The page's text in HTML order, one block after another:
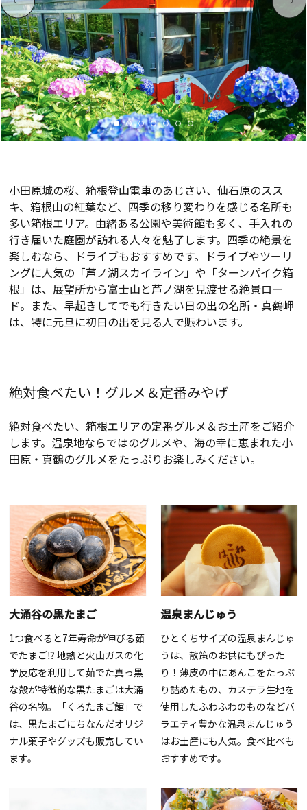
小田原城の桜、箱根登山電車のあじさい、仙石原のスス
キ、箱根山の紅葉など、四季の移り変わりを感じる名所も
多い箱根エリア。由緒ある公園や美術館も多く、手入れの
行き届いた庭園が訪れる人々を魅了します。四季の絶景を
楽しむなら、ドライブもおすすめです。ドライブやツーリ
ングに人気の「芦ノ湖スカイライン」や「ターンパイク箱
根」は、展望所から富士山と芦ノ湖を見渡せる絶景ロー
ド。また、早起きしてでも行きたい日の出の名所・真鶴岬
は、特に元旦に初日の出を見る人で賑わいます。
絶対食べたい！グルメ＆定番みやげ
絶対食べたい、箱根エリアの定番グルメ＆お土産をご紹介
します。温泉地ならではのグルメや、海の幸に恵まれた小
田原・真鶴のグルメをたっぷりお楽しみください。
大涌谷の黒たまご
1つ食べると7年寿命が伸びる茹
でたまご⁉ 地熱と火山ガスの化
学反応を利用して茹でた真っ黒
な殻が特徴的な黒たまごは大涌
谷の名物。「くろたまご館」で
は、黒たまごにちなんだオリジ
ナル菓子やグッズも販売してい
ます。
温泉まんじゅう
ひとくちサイズの温泉まんじゅ
うは、散策のお供にもぴった
り！薄皮の中にあんこをたっぷ
り詰めたもの、カステラ生地を
使用したふわふわのものなどバ
ラエティ豊かな温泉まんじゅう
はお土産にも人気。食べ比べも
おすすめです。